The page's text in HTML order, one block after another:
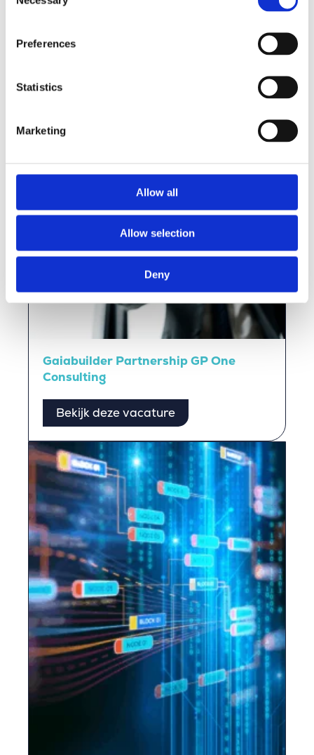
Selection
Preferences
Statistics
Marketing
Allow all
Allow selection
Deny
Een memorabele week voor Merkator
Bekijk deze vacature
Gaiabuilder Partnership GP One
Consulting
Bekijk deze vacature